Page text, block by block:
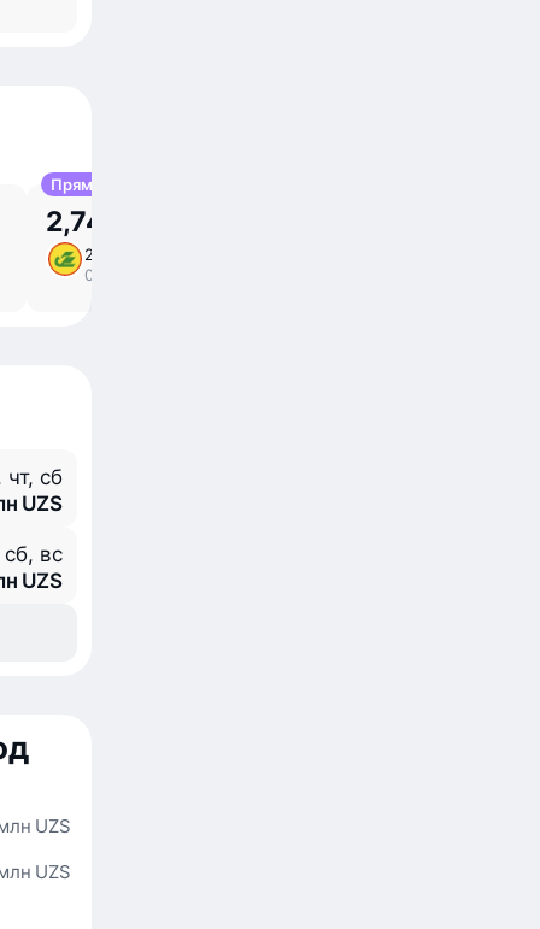
Прямой
2,74 млн UZS
29 окт, чт
08:00 – 11:15
чт, сб
UZS
сб, вс
UZS
UZS
UZS